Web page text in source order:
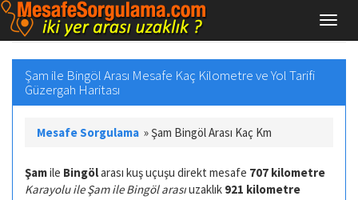
Şam ile Bingöl Arası Mesafe Kaç Kilometre ve Yol Tarifi
Güzergah Haritası
Mesafe Sorgulama »Şam Bingöl Arası Kaç Km
Şamile Bingölarası kuş uçuşu direkt mesafe 707 kilometre
Karayolu ile Şam ile Bingöl arasıuzaklık 921 kilometre